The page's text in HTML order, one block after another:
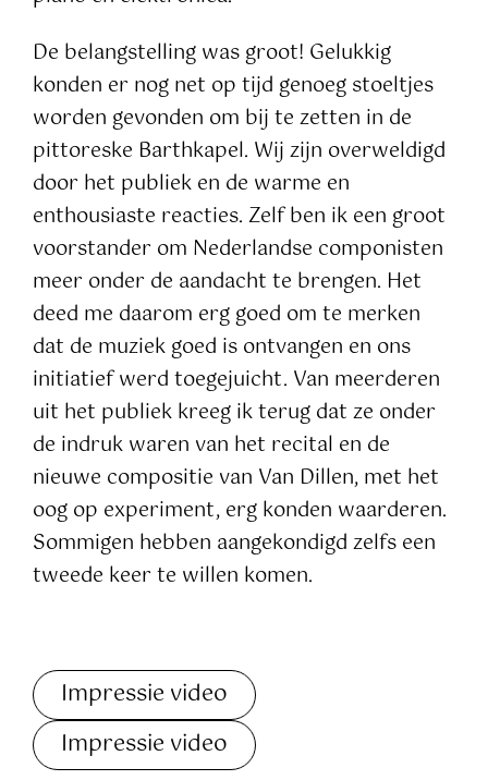
De belangstelling was groot! Gelukkig
konden er nog net op tijd genoeg stoeltjes
worden gevonden om bij te zetten in de
pittoreske Barthkapel. Wij zijn overweldigd
door het publiek en de warme en
enthousiaste reacties. Zelf ben ik een groot
voorstander om Nederlandse componisten
meer onder de aandacht te brengen. Het
deed me daarom erg goed om te merken
dat de muziek goed is ontvangen en ons
initiatief werd toegejuicht. Van meerderen
uit het publiek kreeg ik terug dat ze onder
de indruk waren van het recital en de
nieuwe compositie van Van Dillen, met het
oog op experiment, erg konden waarderen.
Sommigen hebben aangekondigd zelfs een
tweede keer te willen komen.
Impressie video
Impressie video